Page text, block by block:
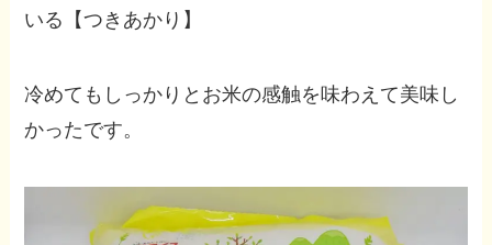
いる【つきあかり】
冷めてもしっかりとお米の感触を味わえて美味し
かったです。